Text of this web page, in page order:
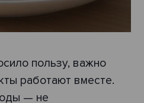
пользу, важно
работают вместе.
— не